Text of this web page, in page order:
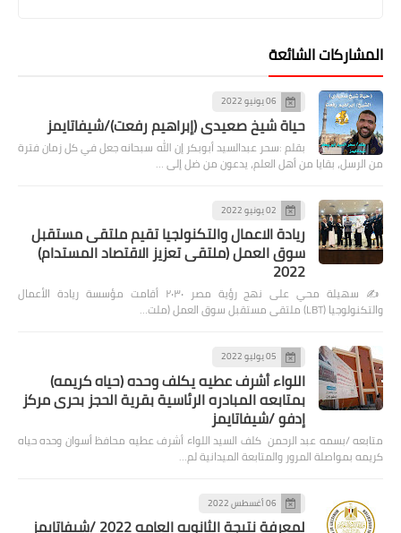
المشاركات الشائعة
06 يونيو 2022
حياة شيخ صعيدى (إبراهيم رفعت)/شيفاتايمز
بقلم :سحر عبدالسيد أبوبكر إن الله سبحانه جعل في كل زمان فترة
من الرسل، بقايا من أهل العلم، يدعون من ضل إلى …
02 يونيو 2022
ريادة الاعمال والتكنولجيا تقيم ملتقى مستقبل
سوق العمل (ملتقى تعزيز الاقتصاد المستدام)
2022
✍️ سهيلة محي على نهج رؤية مصر ٢٠٣٠ أقامت مؤسسة ريادة الأعمال
والتكنولوجيا (LBT) ملتقى مستقبل سوق العمل (ملت…
05 يوليو 2022
اللواء أشرف عطيه يكلف وحده (حياه كريمه)
بمتابعه المبادره الرئاسية بقرية الحجز بحرى مركز
إدفو /شيفاتايمز
متابعه /بسمه عبد الرحمن كلف السيد اللواء أشرف عطيه محافظ أسوان وحده حياه
كريمه بمواصلة المرور والمتابعة الميدانية لم…
06 أغسطس 2022
لمعرفة نتيجة الثانويه العامه 2022 /شيفاتايمز